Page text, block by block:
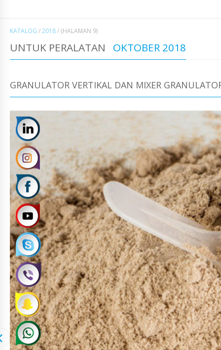
KATALOG /2018/ (HALAMAN 9)
UNTUK PERALATAN OKTOBER 2018
GRANULATOR VERTIKAL DAN MIXER